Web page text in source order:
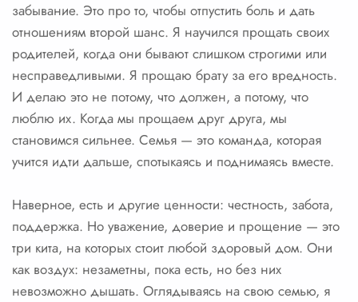
забывание. Это про то, чтобы отпустить боль и дать
отношениям второй шанс. Я научился прощать своих
родителей, когда они бывают слишком строгими или
несправедливыми. Я прощаю брату за его вредность.
И делаю это не потому, что должен, а потому, что
люблю их. Когда мы прощаем друг друга, мы
становимся сильнее. Семья — это команда, которая
учится идти дальше, спотыкаясь и поднимаясь вместе.
Наверное, есть и другие ценности: честность, забота,
поддержка. Но уважение, доверие и прощение — это
три кита, на которых стоит любой здоровый дом. Они
как воздух: незаметны, пока есть, но без них
невозможно дышать. Оглядываясь на свою семью, я